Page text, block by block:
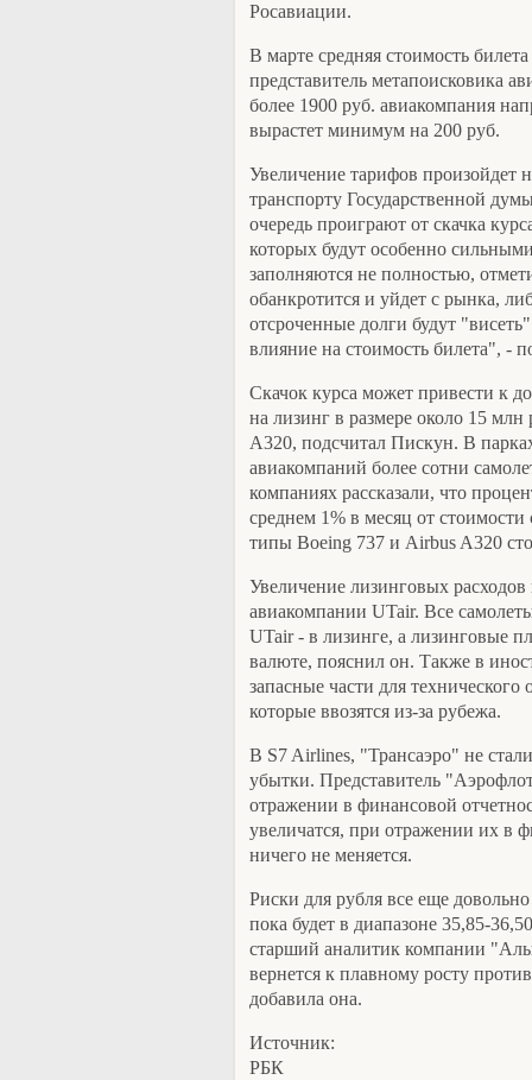
Росавиации.
В марте средняя стоимость
представитель метапоисковика
более 1900 руб. авиакомпания
вырастет минимум на 200 руб.
Увеличение тарифов произойдет
транспорту Государственной
очередь проиграют от скачка
которых будут особенно
заполняются не полностью,
обанкротится и уйдет с рынка,
отсроченные долги будут
влияние на стоимость билета", -
Скачок курса может привести к
на лизинг в размере около 15
A320, подсчитал Пискун. В
авиакомпаний более сотни
компаниях рассказали, что
среднем 1% в месяц от
типы Boeing 737 и Airbus A320
Увеличение лизинговых расходов
авиакомпании UTair. Все
UTair - в лизинге, а лизинговые
валюте, пояснил он. Также в
запасные части для
которые ввозятся из-за рубежа.
В S7 Airlines, "Трансаэро" не
убытки. Представитель
отражении в финансовой
увеличатся, при отражении их
ничего не меняется.
Риски для рубля все еще
пока будет в диапазоне 35,85-
старший аналитик компании
вернется к плавному росту
добавила она.
Источник:
РБК